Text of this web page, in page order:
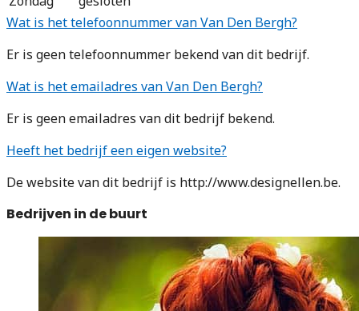
Wat is het telefoonnummer van Van Den Bergh?
Er is geen telefoonnummer bekend van dit bedrijf.
Wat is het emailadres van Van Den Bergh?
Er is geen emailadres van dit bedrijf bekend.
Heeft het bedrijf een eigen website?
De website van dit bedrijf is http://www.designellen.be.
Bedrijven in de buurt